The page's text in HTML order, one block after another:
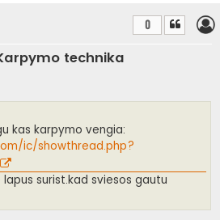
technika
0
kas karpymo vengia:
ic/showthread.php?
surist.kad sviesos gautu